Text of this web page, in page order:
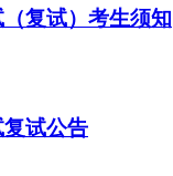
复试）考生须知
试公告